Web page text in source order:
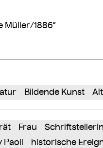
Müller/1886”
Bildende Kunst
Frau
Paoli
historische